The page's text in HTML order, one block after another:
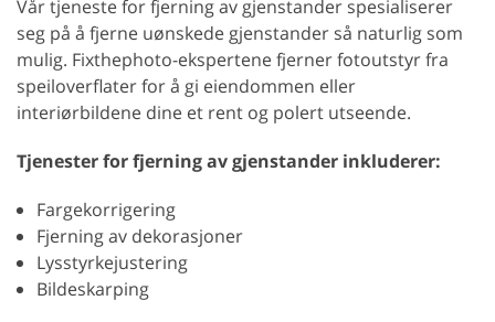
Vår tjeneste for fjerning av gjenstander spesialiserer
seg på å fjerne uønskede gjenstander så naturlig som
mulig. Fixthephoto-ekspertene fjerner fotoutstyr fra
speiloverflater for å gi eiendommen eller
interiørbildene dine et rent og polert utseende.
Tjenester for fjerning av gjenstander inkluderer:
Fargekorrigering
Fjerning av dekorasjoner
Lysstyrkejustering
Bildeskarping